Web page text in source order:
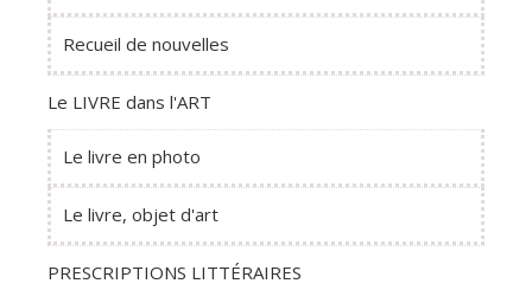
Recueil de nouvelles
Le LIVRE dans l'ART
Le livre en photo
Le livre, objet d'art
PRESCRIPTIONS LITTÉRAIRES